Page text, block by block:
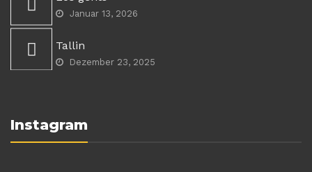
Januar 13, 2026
Tallin
Dezember 23, 2025
Instagram